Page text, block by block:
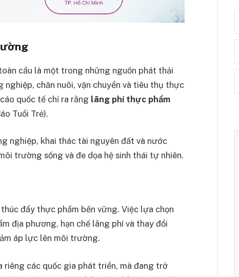
cầu là một trong những nguồn phát thải
nghiệp, chăn nuôi, vận chuyển và tiêu thụ thực
quốc tế chỉ ra rằng lãng phí thực phẩm
Tuổi Trẻ).
nghiệp, khai thác tài nguyên đất và nước
trường sống và đe dọa hệ sinh thái tự nhiên.
đẩy thực phẩm bền vững. Việc lựa chọn
địa phương, hạn chế lãng phí và thay đổi
áp lực lên môi trường.
các quốc gia phát triển, mà đang trở